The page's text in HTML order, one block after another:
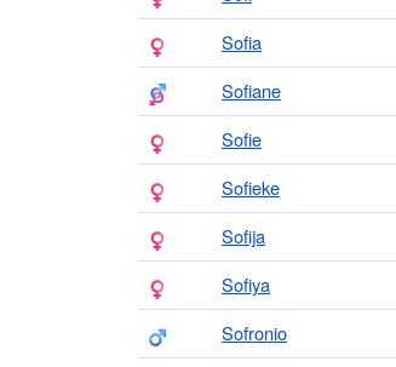
Sofia
Sofiane
Sofie
Sofieke
Sofija
Sofiya
Sofronio